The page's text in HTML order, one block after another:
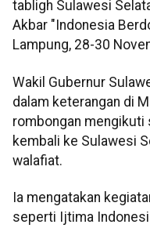
tabligh Sulawesi
Akbar "Indonesia
Lampung, 28-30
Wakil Gubernur
dalam keterangan di
rombongan mengikuti
kembali ke Sulawesi
walafiat.
Ia mengatakan
seperti Ijtima